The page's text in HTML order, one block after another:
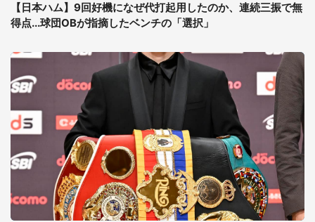
【日本ハム】9回好機になぜ代打起用したのか、連続三振で無
得点...球団OBが指摘したベンチの「選択」